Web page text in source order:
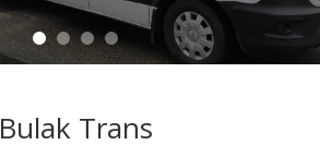
Bulak Trans